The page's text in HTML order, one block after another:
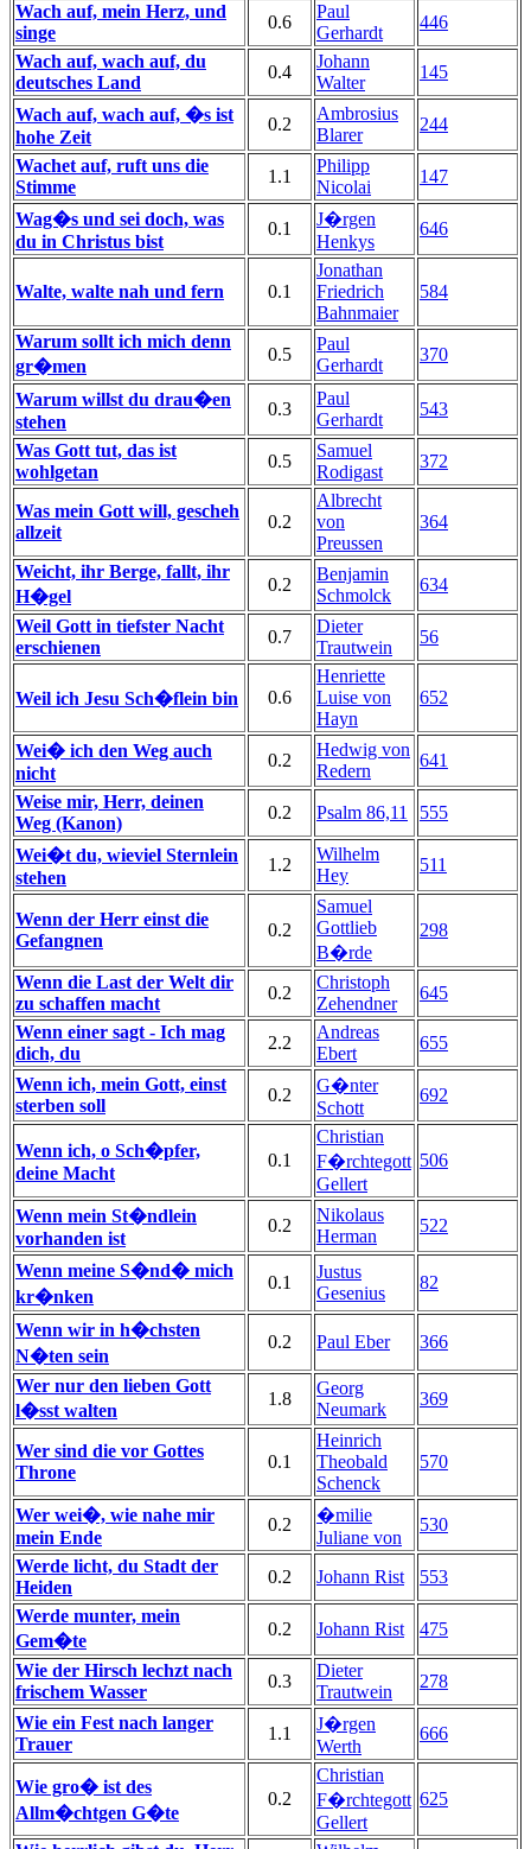
Wach auf, mein Herz, und
singe
0.6
Paul
Gerhardt
446
Wach auf, wach auf, du
deutsches Land
0.4
Johann
Walter
145
Wach auf, wach auf, �s ist
hohe Zeit
0.2
Ambrosius
Blarer
244
Wachet auf, ruft uns die
Stimme
1.1
Philipp
Nicolai
147
Wag�s und sei doch, was
du in Christus bist
0.1
J�rgen
Henkys
646
Walte, walte nah und fern 0.1
Jonathan
Friedrich
Bahnmaier
584
Warum sollt ich mich denn
gr�men
0.5
Paul
Gerhardt
370
Warum willst du drau�en
stehen
0.3
Paul
Gerhardt
543
Was Gott tut, das ist
wohlgetan
0.5
Samuel
Rodigast
372
Was mein Gott will, gescheh
allzeit
0.2
Albrecht
von
Preussen
364
Weicht, ihr Berge, fallt, ihr
H�gel
0.2
Benjamin
Schmolck
634
Weil Gott in tiefster Nacht
erschienen
0.7
Dieter
Trautwein
56
Weil ich Jesu Sch�flein bin 0.6
Henriette
Luise von
Hayn
652
Wei� ich den Weg auch
nicht
0.2
Hedwig von
Redern
641
Weise mir, Herr, deinen
Weg (Kanon)
0.2 Psalm 86,11 555
Wei�t du, wieviel Sternlein
stehen
1.2
Wilhelm
Hey
511
Wenn der Herr einst die
Gefangnen
0.2
Samuel
Gottlieb
B�rde
298
Wenn die Last der Welt dir
zu schaffen macht
0.2
Christoph
Zehendner
645
Wenn einer sagt - Ich mag
dich, du
2.2
Andreas
Ebert
655
Wenn ich, mein Gott, einst
sterben soll
0.2
G�nter
Schott
692
Wenn ich, o Sch�pfer,
deine Macht
0.1
Christian
F�rchtegott
Gellert
506
Wenn mein St�ndlein
vorhanden ist
0.2
Nikolaus
Herman
522
Wenn meine S�nd� mich
kr�nken
0.1
Justus
Gesenius
82
Wenn wir in h�chsten
N�ten sein
0.2 Paul Eber 366
Wer nur den lieben Gott
l�sst walten
1.8
Georg
Neumark
369
Wer sind die vor Gottes
Throne
0.1
Heinrich
Theobald
Schenck
570
Wer wei�, wie nahe mir
mein Ende
0.2
�milie
Juliane von
530
Werde licht, du Stadt der
Heiden
0.2 Johann Rist
553
Werde munter, mein
Gem�te
0.2 Johann Rist 475
Wie der Hirsch lechzt nach
frischem Wasser
0.3
Dieter
Trautwein
278
Wie ein Fest nach langer
Trauer
1.1
J�rgen
Werth
666
Wie gro� ist des
Allm�chtgen G�te
0.2
Christian
F�rchtegott
Gellert
625